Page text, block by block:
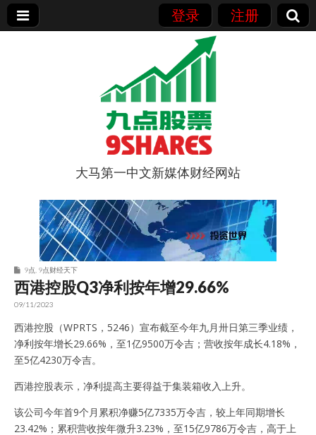
登录 注册
9点股票
大马第一中文新媒体财经网站
9点 9点财经天下
西港控股Q3净利按年增29.66%
09/11/2023
西港控股（WPRTS，5246）宣布截至今年九月卅日第三季业绩，
净利按年增长29.66%，至1亿9500万令吉；营收按年成长4.18%，
至5亿4230万令吉。
西港控股表示，净利提高主要得益于集装箱收入上升。
该公司今年首9个月累积净赚5亿7335万令吉，较上年同期增长
23.42%；累积营收按年微升3.23%，至15亿9786万令吉，高于上